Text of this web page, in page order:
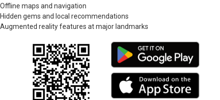
Offline maps and navigation
Hidden gems and local recommendations
Augmented reality features at major landmarks